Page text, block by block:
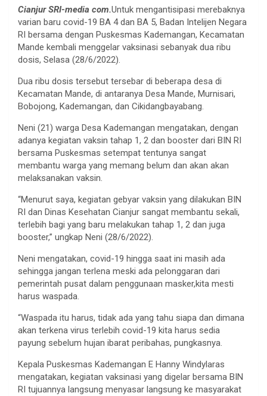
Cianjur SRI-media com.Untuk mengantisipasi merebaknya
varian baru covid-19 BA 4 dan BA 5, Badan Intelijen Negara
RI bersama dengan Puskesmas Kademangan, Kecamatan
Mande kembali menggelar vaksinasi sebanyak dua ribu
dosis, Selasa (28/6/2022).
Dua ribu dosis tersebut tersebar di beberapa desa di
Kecamatan Mande, di antaranya Desa Mande, Murnisari,
Bobojong, Kademangan, dan Cikidangbayabang.
Neni (21) warga Desa Kademangan mengatakan, dengan
adanya kegiatan vaksin tahap 1, 2 dan booster dari BIN RI
bersama Puskesmas setempat tentunya sangat
membantu warga yang memang belum dan akan akan
melaksanakan vaksin.
“Menurut saya, kegiatan gebyar vaksin yang dilakukan BIN
RI dan Dinas Kesehatan Cianjur sangat membantu sekali,
terlebih bagi yang baru melakukan tahap 1, 2 dan juga
booster,” ungkap Neni (28/6/2022).
Neni mengatakan, covid-19 hingga saat ini masih ada
sehingga jangan terlena meski ada pelonggaran dari
pemerintah pusat dalam penggunaan masker,kita mesti
harus waspada.
“Waspada itu harus, tidak ada yang tahu siapa dan dimana
akan terkena virus terlebih covid-19 kita harus sedia
payung sebelum hujan ibarat peribahas, pungkasnya.
Kepala Puskesmas Kademangan E Hanny Windylaras
mengatakan, kegiatan vaksinasi yang digelar bersama BIN
RI tujuannya langsung menyasar langsung ke masyarakat